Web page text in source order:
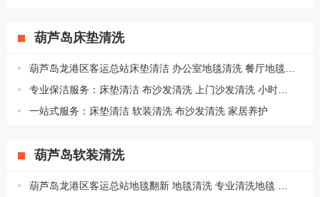
葫芦岛床垫清洗
葫芦岛龙港区客运总站床垫清洁 办公室地毯清洗 餐厅地毯清洗 快速上门
专业保洁服务：床垫清洁 布沙发清洗 上门沙发清洗 小时工保洁
一站式服务：床垫清洁 软装清洗 布沙发清洗 家居养护
葫芦岛软装清洗
葫芦岛龙港区客运总站地毯翻新 地毯清洗 专业清洗地毯 日常保洁